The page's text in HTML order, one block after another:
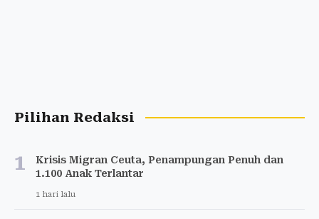
Pilihan Redaksi
1
Krisis Migran Ceuta, Penampungan Penuh dan
1.100 Anak Terlantar
1 hari lalu